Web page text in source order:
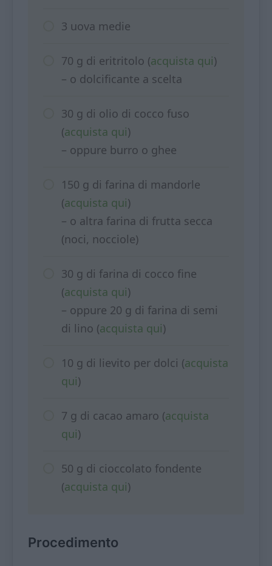
3 uova medie
70 g di eritritolo (acquista qui)
– o dolcificante a scelta
30 g di olio di cocco fuso
(acquista qui)
– oppure burro o ghee
150 g di farina di mandorle
(acquista qui)
– o altra farina di frutta secca
(noci, nocciole)
30 g di farina di cocco fine
(acquista qui)
– oppure 20 g di farina di semi
di lino (acquista qui)
10 g di lievito per dolci (acquista
qui)
7 g di cacao amaro (acquista
qui)
50 g di cioccolato fondente
(acquista qui)
Procedimento